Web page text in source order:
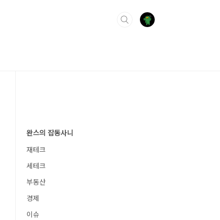
완스의 잡동사니
재테크
세테크
부동산
경제
이슈